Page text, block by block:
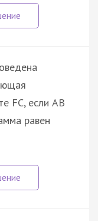
FC, если AB
равен